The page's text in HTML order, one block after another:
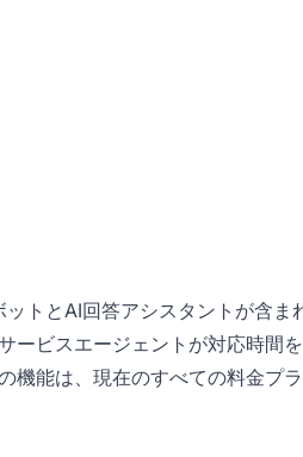
トとAI回答アシスタントが含
ービスエージェントが対応時間
機能は、現在のすべての料金プ